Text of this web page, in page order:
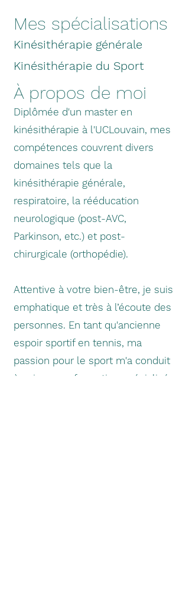
Mes spécialisations
Kinésithérapie générale
Kinésithérapie du Sport
À propos de moi
Diplômée d'un master en
kinésithérapie à l'UCLouvain, mes
compétences couvrent divers
domaines tels que la
kinésithérapie générale,
respiratoire, la rééducation
neurologique (post-AVC,
Parkinson, etc.) et post-
chirurgicale (orthopédie).
Attentive à votre bien-être, je suis
emphatique et très à l’écoute des
personnes. En tant qu'ancienne
espoir sportif en tennis, ma
passion pour le sport m'a conduit
à suivre une formation spécialisée